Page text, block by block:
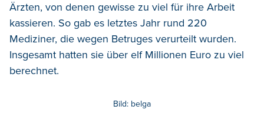
Ärzten, von denen gewisse zu viel für ihre Arbeit
kassieren. So gab es letztes Jahr rund 220
Mediziner, die wegen Betruges verurteilt wurden.
Insgesamt hatten sie über elf Millionen Euro zu viel
berechnet.
Bild: belga